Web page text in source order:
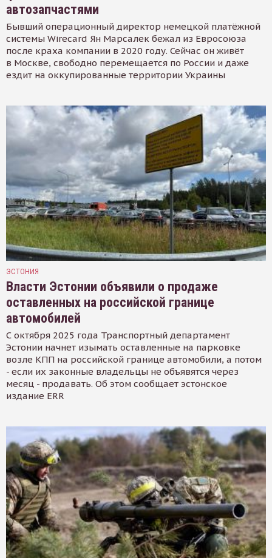
автозапчастями
Бывший операционный директор немецкой платёжной
системы Wirecard Ян Марсалек бежал из Евросоюза
после краха компании в 2020 году. Сейчас он живёт
в Москве, свободно перемещается по России и даже
ездит на оккупированные территории Украины
ЭСТОНИЯ
Власти Эстонии объявили о продаже
оставленных на российской границе
автомобилей
С октября 2025 года Транспортный департамент
Эстонии начнет изымать оставленные на парковке
возле КПП на российской границе автомобили, а потом
- если их законные владельцы не объявятся через
месяц - продавать. Об этом сообщает эстонское
издание ERR